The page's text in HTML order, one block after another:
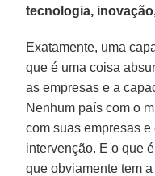
tecnologia,
Exatamente, uma
que é uma coisa
as empresas e a
Nenhum país com o
com suas empresas
intervenção. E o que
que obviamente tem